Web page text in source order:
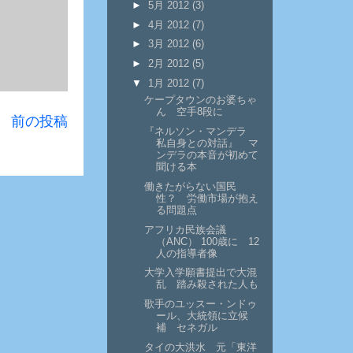
前の投稿
► 5月 2012 (3)
► 4月 2012 (7)
► 3月 2012 (6)
► 2月 2012 (5)
▼ 1月 2012 (7)
ケープタウンのお婆ちゃ
ん 空手8段に
『ネルソン・マンデラ
私自身との対話』 マ
ンデラの本音が初めて
聞ける本
働きたがらない国民
性？ 労働市場が抱え
る問題点
アフリカ民族会議
（ANC） 100歳に 12
人の指導者像
大学入学願書提出で大混
乱 踏み殺された人も
歌手のユッスー・ンドゥ
ール、大統領に立候
補 セネガル
タイの大洪水 元「東洋